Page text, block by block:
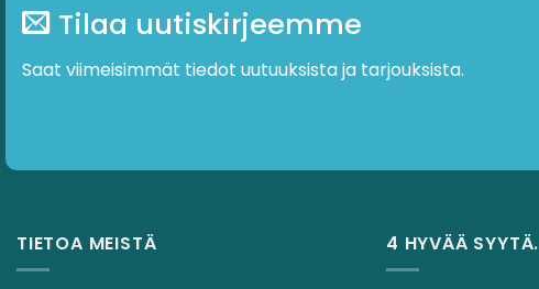
Tilaa uutiskirjeemme
Saat viimeisimmät tiedot uutuuksista ja tarjouksista.
TIETOA MEISTÄ 4 HYVÄÄ SYYTÄ.